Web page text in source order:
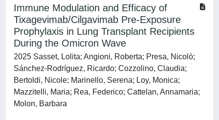
Immune Modulation and Efficacy of
Tixagevimab/Cilgavimab Pre-Exposure
Prophylaxis in Lung Transplant Recipients
During the Omicron Wave
2025 Sasset, Lolita; Angioni, Roberta; Presa, Nicolò;
Sánchez-Rodríguez, Ricardo; Cozzolino, Claudia;
Bertoldi, Nicole; Marinello, Serena; Loy, Monica;
Mazzitelli, Maria; Rea, Federico; Cattelan, Annamaria;
Molon, Barbara